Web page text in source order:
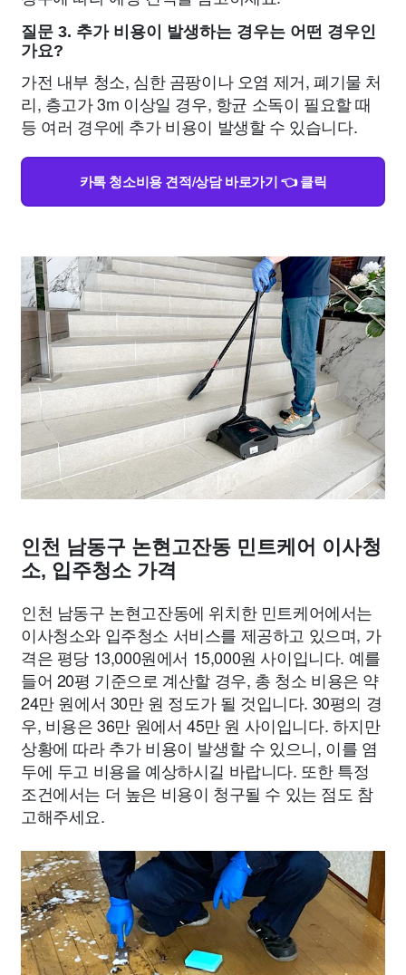
질문 3. 추가 비용이 발생하는 경우는 어떤 경우인
가요?
가전 내부 청소, 심한 곰팡이나 오염 제거, 폐기물 처
리, 층고가 3m 이상일 경우, 항균 소독이 필요할 때
등 여러 경우에 추가 비용이 발생할 수 있습니다.
카톡 청소비용 견적/상담 바로가기 👈 클릭
인천 남동구 논현고잔동 민트케어 이사청
소, 입주청소 가격
인천 남동구 논현고잔동에 위치한 민트케어에서는
이사청소와 입주청소 서비스를 제공하고 있으며, 가
격은 평당 13,000원에서 15,000원 사이입니다. 예를
들어 20평 기준으로 계산할 경우, 총 청소 비용은 약
24만 원에서 30만 원 정도가 될 것입니다. 30평의 경
우, 비용은 36만 원에서 45만 원 사이입니다. 하지만
상황에 따라 추가 비용이 발생할 수 있으니, 이를 염
두에 두고 비용을 예상하시길 바랍니다. 또한 특정
조건에서는 더 높은 비용이 청구될 수 있는 점도 참
고해주세요.